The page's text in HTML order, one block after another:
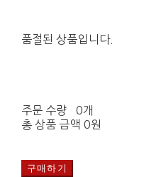
품절된 상품입니다.
주문 수량
0개
총 상품 금액 0원
구매하기